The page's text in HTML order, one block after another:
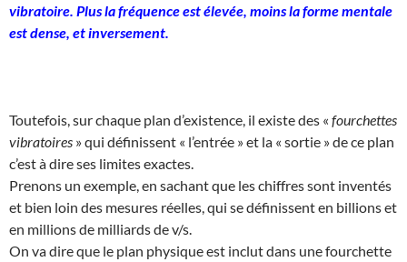
vibratoire. Plus la fréquence est élevée, moins la forme mentale
est dense, et inversement.
Toutefois, sur chaque plan d’existence, il existe des « fourchettes
vibratoires » qui définissent « l’entrée » et la « sortie » de ce plan
c’est à dire ses limites exactes.
Prenons un exemple, en sachant que les chiffres sont inventés
et bien loin des mesures réelles, qui se définissent en billions et
en millions de milliards de v/s.
On va dire que le plan physique est inclut dans une fourchette